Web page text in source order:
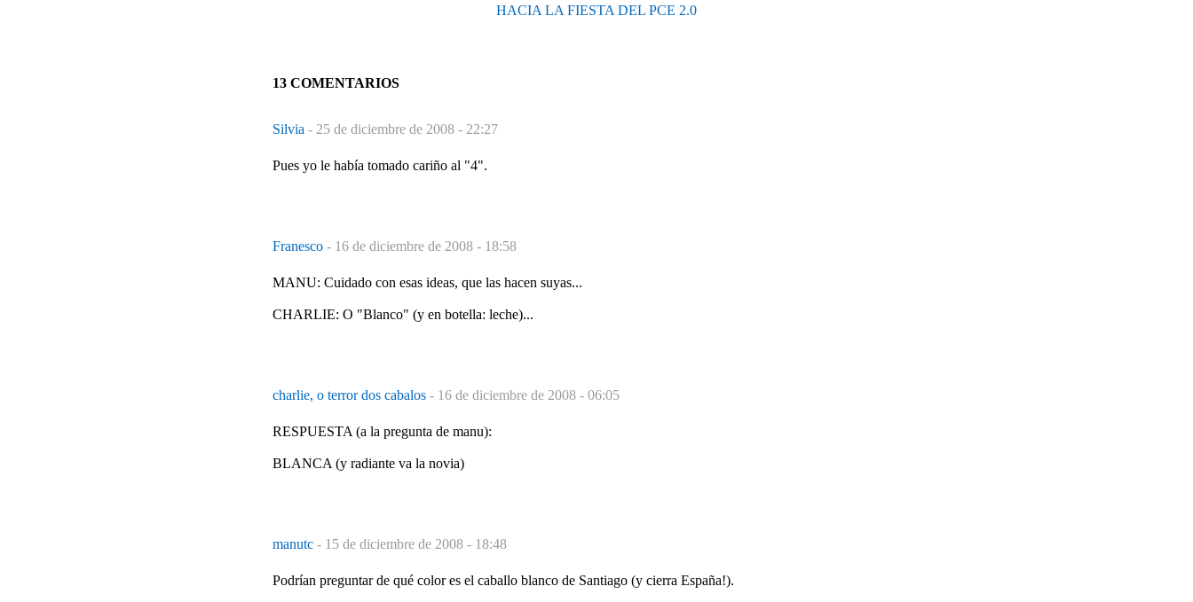
HACIA LA FIESTA DEL PCE 2.0
13 COMENTARIOS
Silvia - 25 de diciembre de 2008 - 22:27
Pues yo le había tomado cariño al "4".
Franesco - 16 de diciembre de 2008 - 18:58
MANU: Cuidado con esas ideas, que las hacen suyas...
CHARLIE: O "Blanco" (y en botella: leche)...
charlie, o terror dos cabalos - 16 de diciembre de 2008 - 06:05
RESPUESTA (a la pregunta de manu):
BLANCA (y radiante va la novia)
manutc - 15 de diciembre de 2008 - 18:48
Podrían preguntar de qué color es el caballo blanco de Santiago (y cierra España!).